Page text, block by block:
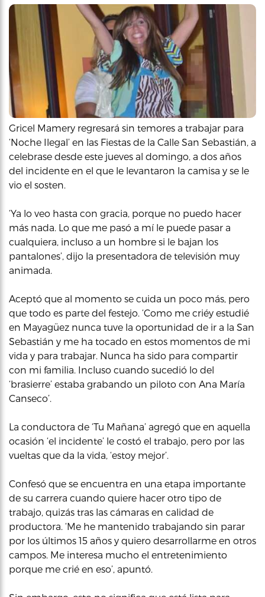
Gricel Mamery regresará sin temores a trabajar para
‘Noche Ilegal’ en las Fiestas de la Calle San Sebastián, a
celebrase desde este jueves al domingo, a dos años
del incidente en el que le levantaron la camisa y se le
vio el sosten.
‘Ya lo veo hasta con gracia, porque no puedo hacer
más nada. Lo que me pasó a mí le puede pasar a
cualquiera, incluso a un hombre si le bajan los
pantalones’, dijo la presentadora de televisión muy
animada.
Aceptó que al momento se cuida un poco más, pero
que todo es parte del festejo. ‘Como me criéy estudié
en Mayagüez nunca tuve la oportunidad de ir a la San
Sebastián y me ha tocado en estos momentos de mi
vida y para trabajar. Nunca ha sido para compartir
con mi familia. Incluso cuando sucedió lo del
‘brasierre’ estaba grabando un piloto con Ana María
Canseco’.
La conductora de ‘Tu Mañana’ agregó que en aquella
ocasión ‘el incidente’ le costó el trabajo, pero por las
vueltas que da la vida, ‘estoy mejor’.
Confesó que se encuentra en una etapa importante
de su carrera cuando quiere hacer otro tipo de
trabajo, quizás tras las cámaras en calidad de
productora. ‘Me he mantenido trabajando sin parar
por los últimos 15 años y quiero desarrollarme en otros
campos. Me interesa mucho el entretenimiento
porque me crié en eso’, apuntó.